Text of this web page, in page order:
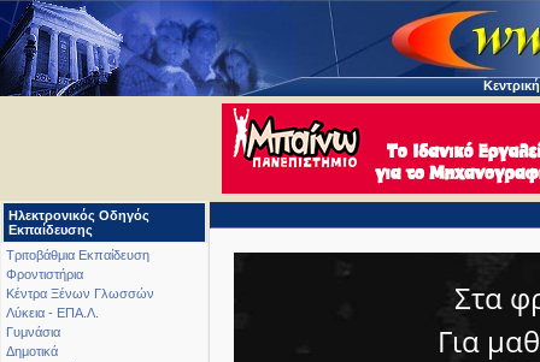
Ηλεκτρονικός Οδηγός
Εκπαίδευσης
Τριτοβάθμια Εκπαίδευση
Φροντιστήρια
Κέντρα Ξένων Γλωσσών
Λύκεια - ΕΠΑ.Λ.
Γυμνάσια
Δημοτικά
Στα
Για